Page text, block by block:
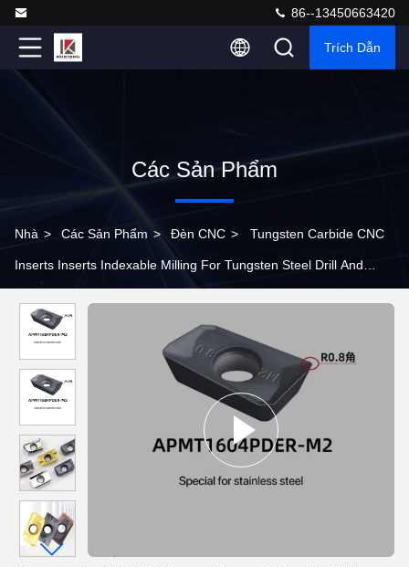
86--13450663420
Trích Dẫn
Các Sản Phẩm
Nhà > Các Sản Phẩm > Đèn CNC > Tungsten Carbide CNC
Inserts Inserts Indexable Milling For Tungsten Steel Drill And
tungsten và thép tungsten)